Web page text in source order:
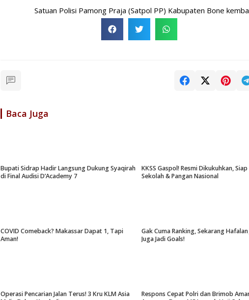
Satuan Polisi Pamong Praja (Satpol PP) Kabupaten Bone kembali
Baca Juga
Bupati Sidrap Hadir Langsung Dukung Syaqirah
di Final Audisi D’Academy 7
KKSS Gaspol! Resmi Dikukuhkan,
Sekolah & Pangan Nasional
COVID Comeback? Makassar Dapat 1, Tapi
Aman!
Gak Cuma Ranking, Sekarang Hafalan
Juga Jadi Goals!
Operasi Pencarian Jalan Terus! 3 Kru KLM Asia
Respons Cepat Polri dan Brimob